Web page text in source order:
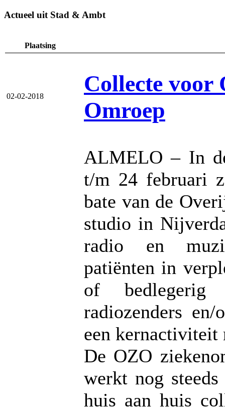
Actueel uit Stad & Ambt
Plaatsing
02-02-2018
Collecte voor
Omroep
ALMELO – In
t/m 24 februari
bate van de
studio in
radio en
patiënten in
of
radiozenders
een kernactiviteit
De OZO
werkt nog
huis aan huis